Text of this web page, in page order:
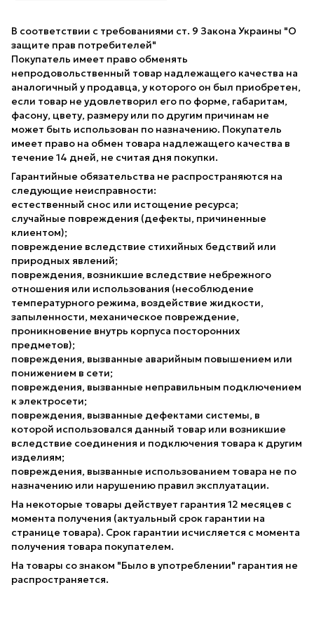
В соответствии с требованиями ст. 9 Закона Украины "О
защите прав потребителей"
Покупатель имеет право обменять
непродовольственный товар надлежащего качества на
аналогичный у продавца, у которого он был приобретен,
если товар не удовлетворил его по форме, габаритам,
фасону, цвету, размеру или по другим причинам не
может быть использован по назначению. Покупатель
имеет право на обмен товара надлежащего качества в
течение 14 дней, не считая дня покупки.
Гарантийные обязательства не распространяются на
следующие неисправности:
естественный снос или истощение ресурса;
случайные повреждения (дефекты, причиненные
клиентом);
повреждение вследствие стихийных бедствий или
природных явлений;
повреждения, возникшие вследствие небрежного
отношения или использования (несоблюдение
температурного режима, воздействие жидкости,
запыленности, механическое повреждение,
проникновение внутрь корпуса посторонних
предметов);
повреждения, вызванные аварийным повышением или
понижением в сети;
повреждения, вызванные неправильным подключением
к электросети;
повреждения, вызванные дефектами системы, в
которой использовался данный товар или возникшие
вследствие соединения и подключения товара к другим
изделиям;
повреждения, вызванные использованием товара не по
назначению или нарушению правил эксплуатации.
На некоторые товары действует гарантия 12 месяцев с
момента получения (актуальный срок гарантии на
странице товара). Срок гарантии исчисляется с момента
получения товара покупателем.
На товары со знаком "Было в употреблении" гарантия не
распространяется.